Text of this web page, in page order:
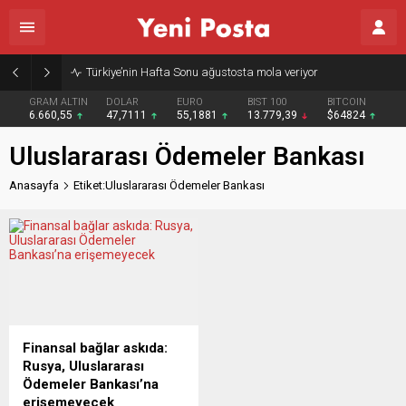
Türkiye’nin Hafta Sonu ağustosta mola veriyor
GRAM ALTIN
6.660,55
DOLAR
47,7111
EURO
55,1881
BIST 100
13.779,39
BITCOIN
$64824
Uluslararası Ödemeler Bankası
Anasayfa Etiket:Uluslararası Ödemeler Bankası
Finansal bağlar askıda:
Rusya, Uluslararası
Ödemeler Bankası’na
erişemeyecek